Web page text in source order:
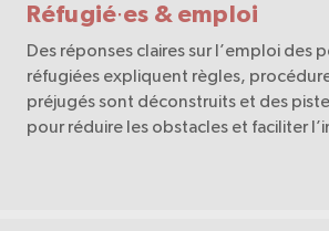
Réfugié∙es & emploi
Des réponses claires sur l’emploi des
réfugiées expliquent règles,
préjugés sont déconstruits et des
pour réduire les obstacles et faciliter